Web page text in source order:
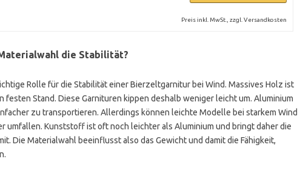
Preis inkl. MwSt., zzgl. Versandkosten
die Stabilität?
Rolle für die Stabilität einer Bierzeltgarnitur bei Wind. Massives Holz ist
festen Stand. Diese Garnituren kippen deshalb weniger leicht um. Aluminium
zu transportieren. Allerdings können leichte Modelle bei starkem Wind
umfallen. Kunststoff ist oft noch leichter als Aluminium und bringt daher die
Die Materialwahl beeinflusst also das Gewicht und damit die Fähigkeit,